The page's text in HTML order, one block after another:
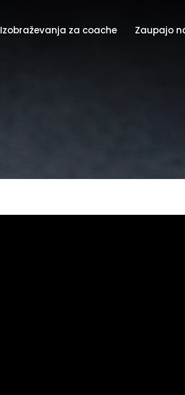
Izobraževanja za coache Zaupajo